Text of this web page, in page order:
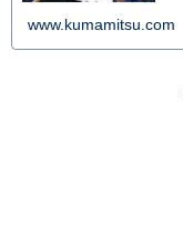
www.kumamitsu.com